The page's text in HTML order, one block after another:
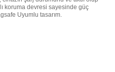
koruma devresi sayesinde güç
Uyumlu tasarım.